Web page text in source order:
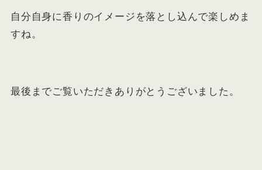
自分自身に香りのイメージを落とし込んで楽しめま
すね。
最後までご覧いただきありがとうございました。